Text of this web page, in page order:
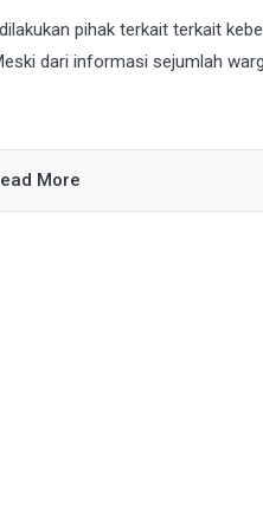
pihak terkait terkait
dari informasi sejumlah
More